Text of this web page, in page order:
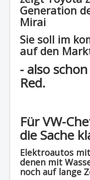
Generation
Mirai
Sie soll im
auf den
- also
Red.
Für VW-
die Sache
Elektroautos
denen mit
noch auf lange